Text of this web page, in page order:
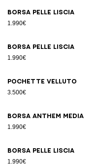
Borsa pelle liscia
1.990€
Borsa pelle liscia
1.990€
Pochette velluto
3.500€
Borsa ANTHEM Media
1.990€
Borsa pelle liscia
1.990€